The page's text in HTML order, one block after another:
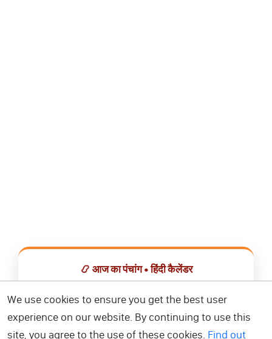
📿 आज का पंचांग • हिंदी कैलेंडर
📅 हिंदी कैलेंडर ऐप डाउनलोड करें
We use cookies to ensure you get the best user
experience on our website. By continuing to use this
site, you agree to the use of these cookies. Find out